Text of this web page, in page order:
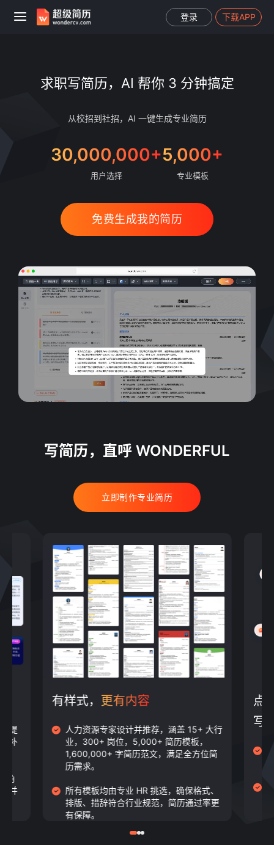
登录 下载APP
求职写简历，AI 帮你 3 分钟搞定
从校招到社招，AI 一键生成专业简历
30,000,000+
用户选择
5,000+
专业模板
免费生成我的简历
写简历，直呼 WONDERFUL
立即制作专业简历
提
补
角
并
有样式， 更有内容
人力资源专家设计并推荐，涵盖 15+ 大行
业，300+ 岗位，5,000+ 简历模板，
1,600,000+ 字简历范文，满足全方位简
历需求。
所有模板均由专业 HR 挑选，确保格式、
排版、措辞符合行业规范，简历通过率更
有保障。
点
写